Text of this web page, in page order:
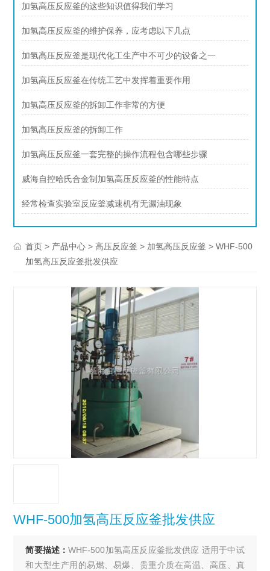
加氢高压反应釜的这些知识值得我们学习
加氢高压反应釜的维护保养，应考虑以下几点
加氢高压反应釜是现代化工生产中不可少的设备之一
加氢高压反应釜在传统工艺中发挥着重要作用
加氢高压反应釜的拆卸工作非常的方便
加氢高压反应釜的拆卸工作
加氢高压反应釜一套完整的操作流程包含哪些步骤
威海自控哈氏合金制加氢高压反应釜的性能特点
经常检查实验室反应釜减速机有无漏油现象
首页 > 产品中心 >高压反应釜 > 加氢高压反应釜 > WHF-500
加氢高压反应釜批发供应
WHF-500加氢高压反应釜批发供应
简要描述：WHF-500加氢高压反应釜批发供应 适用于中试
和大型生产用的易燃、易爆、贵重介质在高温、高压、真